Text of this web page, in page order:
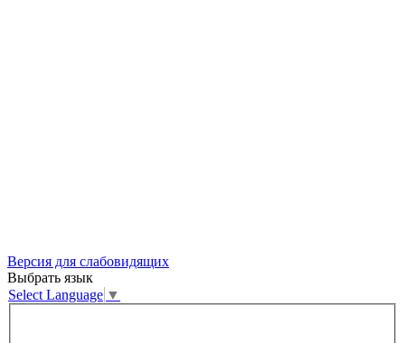
Версия для слабовидящих
Выбрать язык
Select Language ▼